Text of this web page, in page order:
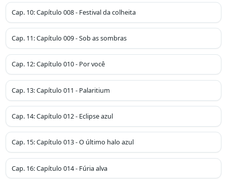
Cap. 10:Capítulo 008 - Festival da colheita
Cap. 11:Capítulo 009 - Sob as sombras
Cap. 12:Capítulo 010 - Por você
Cap. 13:Capítulo 011 - Palaritium
Cap. 14:Capítulo 012 - Eclipse azul
Cap. 15:Capítulo 013 - O último halo azul
Cap. 16:Capítulo 014 - Fúria alva